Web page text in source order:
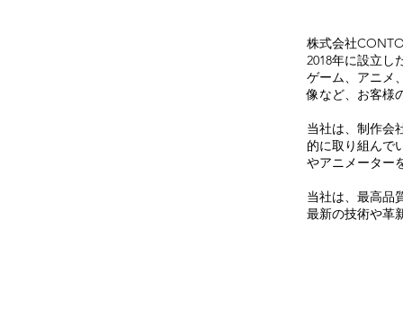
株式会社
2018年に設立し
ゲーム、アニメ
像など、お客様
当社は、制作会
的に取り組んで
やアニメーター
当社は、最高品
最新の技術や革